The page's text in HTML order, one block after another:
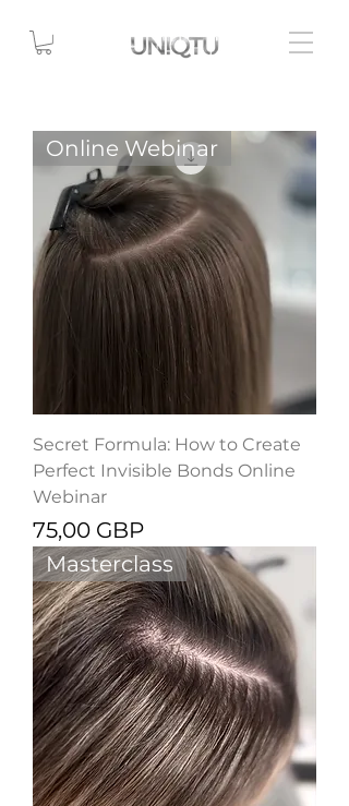
Online Webinar
Secret Formula: How to Create
Perfect Invisible Bonds Online
Webinar
Kaina
75,00 GBP
Masterclass